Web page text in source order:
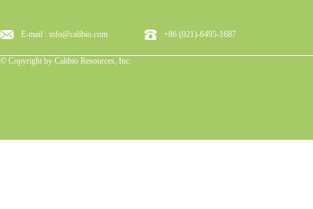
E-mail : info@calibio.com +86 (021)-6495-1687
© Copyright by Calibio Resources, Inc.